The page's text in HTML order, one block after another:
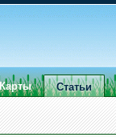
Карты Статьи